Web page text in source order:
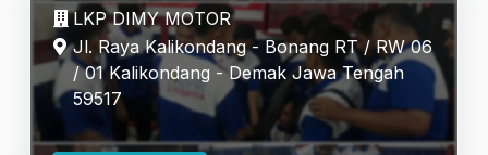
LKP DIMY MOTOR
Jl. Raya Kalikondang - Bonang RT / RW 06
/ 01 Kalikondang - Demak Jawa Tengah
59517